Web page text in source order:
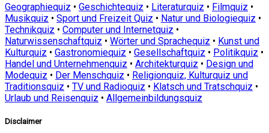
Geographiequiz • Geschichtequiz • Literaturquiz • Filmquiz •
Musikquiz • Sport und Freizeit Quiz • Natur und Biologiequiz •
Technikquiz • Computer und Internetquiz •
Naturwissenschaftquiz • Wörter und Sprachequiz • Kunst und
Kulturquiz • Gastronomiequiz • Gesellschaftquiz • Politikquiz •
Handel und Unternehmenquiz • Architekturquiz • Design und
Modequiz • Der Menschquiz • Religionquiz, Kulturquiz und
Traditionsquiz • TV und Radioquiz • Klatsch und Tratschquiz •
Urlaub und Reisenquiz • Allgemeinbildungsquiz
Disclaimer